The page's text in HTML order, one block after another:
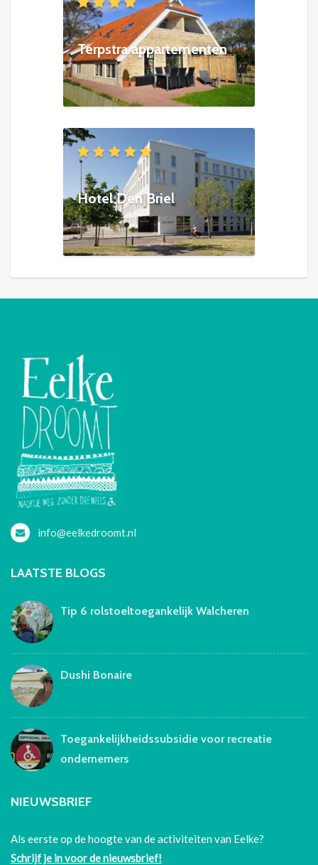
Terpstra appartementen
Hotel Den Briel
info@eelkedroomt.nl
LAATSTE BLOGS
Tip 6 rolstoeltoegankelijk Walcheren
Dushi Bonaire
Toegankelijkheidssubsidie voor recreatie
ondernemers
NIEUWSBRIEF
Als eerste op de hoogte van de activiteiten van Eelke?
Schrijf je in voor de nieuwsbrief!